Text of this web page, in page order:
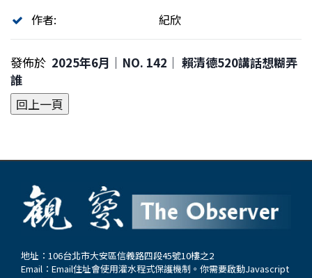
作者:
紀欣
發佈於 2025年6月｜NO. 142│ 賴清德520講話想糊弄
誰
地址：106台北市大安區信義路四段45號10樓之2
Email： Email住址會使用灌水程式保護機制。你需要啟動Javascript